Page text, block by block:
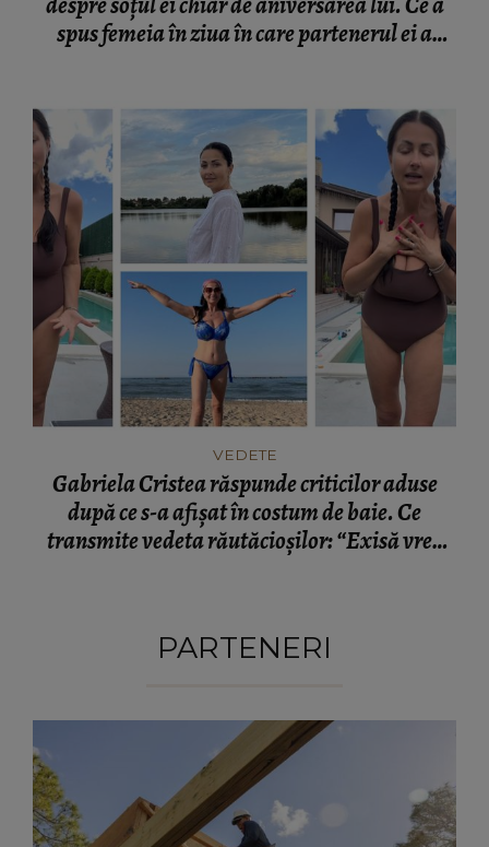
spus femeia în ziua în care partenerul ei a
VEDETE
Gabriela Cristea răspunde criticilor aduse
după ce s-a afișat în costum de baie. Ce
transmite vedeta răutăcioșilor: “Exisă vreo
PARTENERI